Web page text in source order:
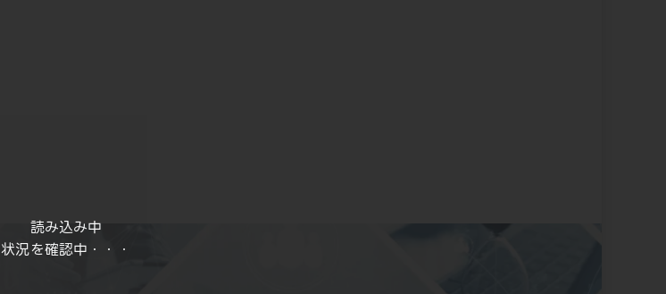
読み込み中
状況を確認中・・・